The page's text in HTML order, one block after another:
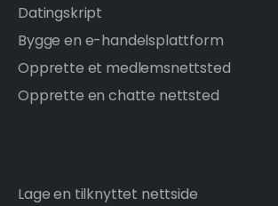
Datingskript
Bygge en e-handelsplattform
Opprette et medlemsnettsted
Opprette en chatte nettsted
Lage en tilknyttet nettside